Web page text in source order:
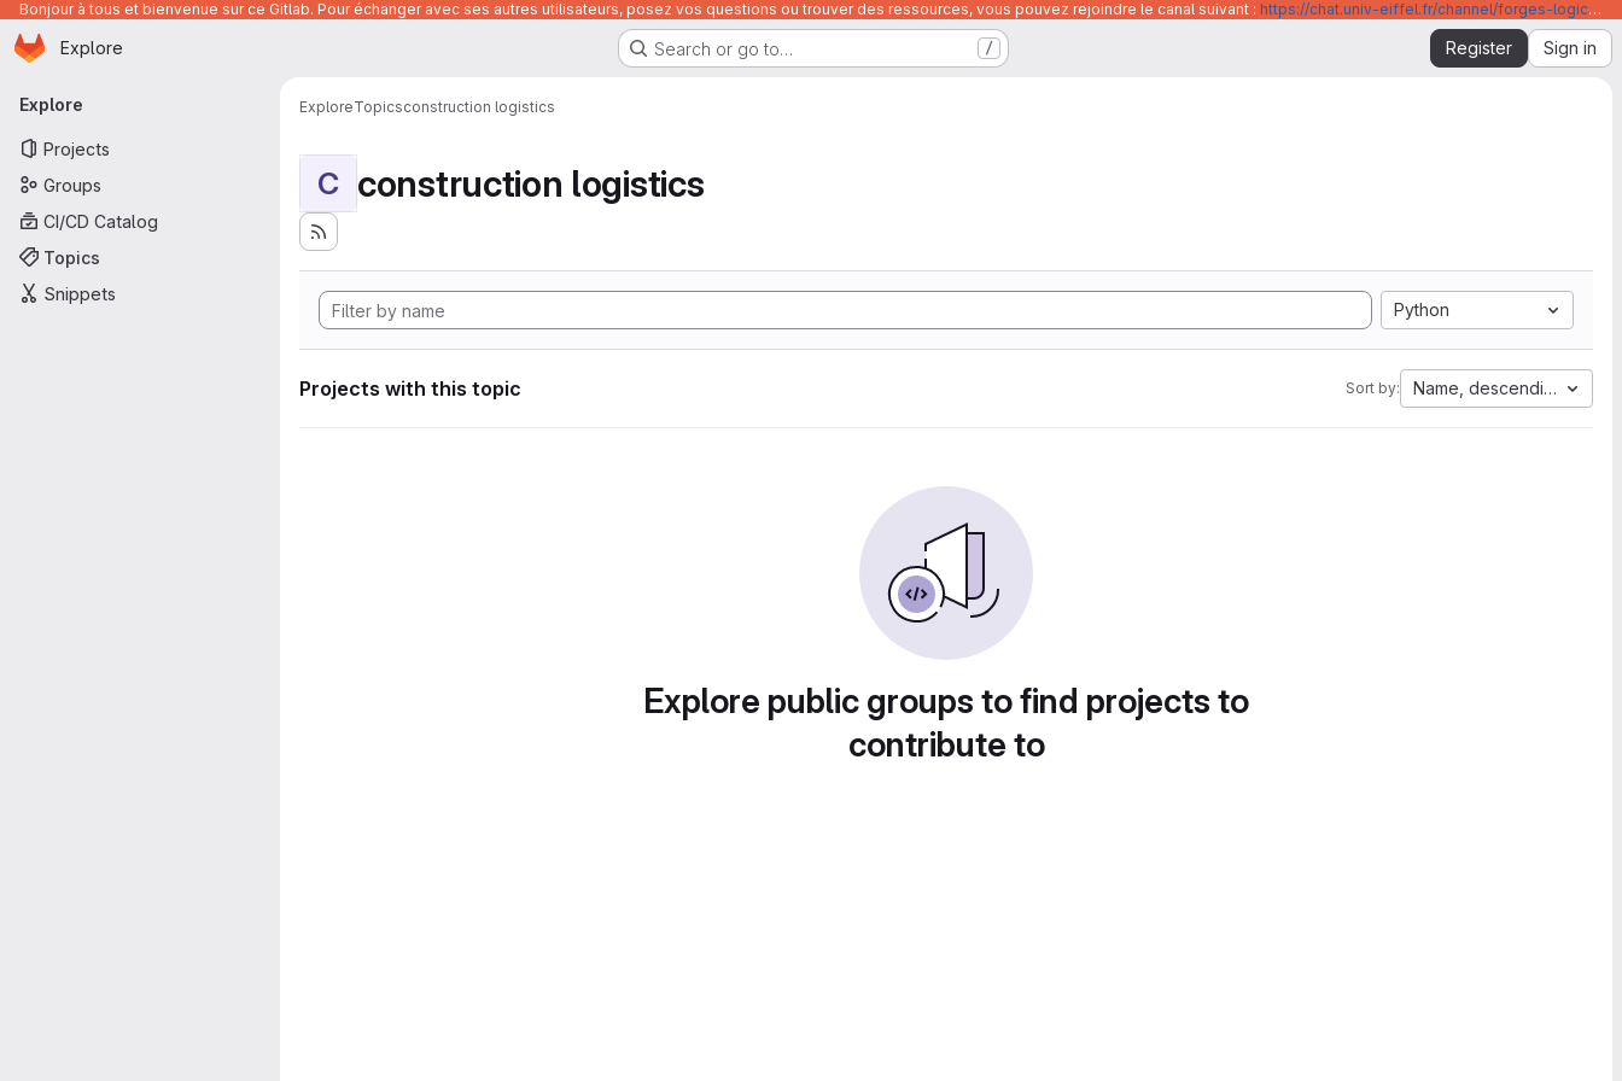
Bonjour à tous et bienvenue sur ce Gitlab. Pour échanger avec ses autres utilisateurs, posez vos questions ou trouver des ressources, vous pouvez rejoindre le canal suivant : https://chat.univ-eiffel.fr/channel/forges-logicielles-github-et-gitlab-universite-gustave-eiffel
Skip to main content
Homepage
Explore Search or go to… / Register Sign in
Primary navigation
Explore
Projects
Groups
CI/CD Catalog
Topics
Snippets
ExploreTopicsconstruction logistics
C construction logistics
Python
Projects with this topic Sort by: Name, descending
Explore public groups to find projects to
contribute to